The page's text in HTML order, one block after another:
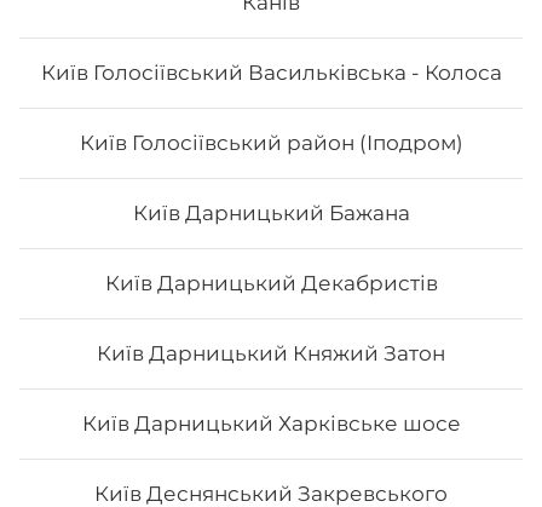
Київ Голосіївський Васильківська - Колоса
Київ Голосіївський район (Іподром)
Київ Дарницький Бажана
Київ Дарницький Декабристів
Київ Дарницький Княжий Затон
Київ Дарницький Харківське шосе
Київ Деснянський Закревського
324₴ Хочу